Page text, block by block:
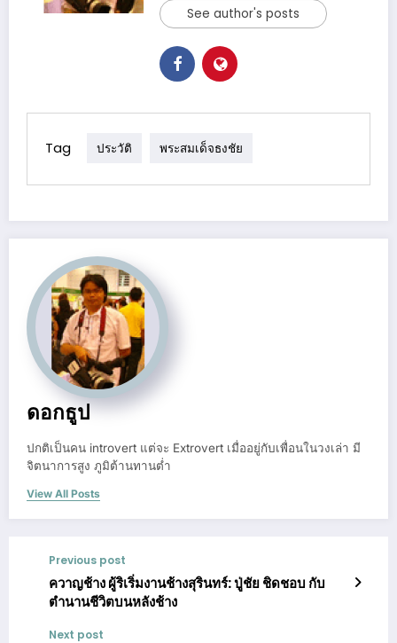
See author's posts
Tag ประวัติ พระสมเด็จธงชัย
ดอกธูป
ปกติเป็นคน introvert แต่จะ Extrovert เมื่ออยู่กับเพื่อนในวงเล่า มี
จิตนาการสูง ภูมิต้านทานต่ำ
View All Posts
Previous post
ควาญช้าง ผู้ริเริ่มงานช้างสุรินทร์: ปู่ชัย ชิดชอบ กับ
ตำนานชีวิตบนหลังช้าง
Next post